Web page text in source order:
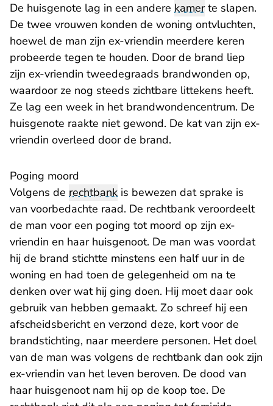
De huisgenote lag in een andere kamerte slapen.
De twee vrouwen konden de woning ontvluchten,
hoewel de man zijn ex-vriendin meerdere keren
probeerde tegen te houden. Door de brand liep
zijn ex-vriendin tweedegraads brandwonden op,
waardoor ze nog steeds zichtbare littekens heeft.
Ze lag een week in het brandwondencentrum. De
huisgenote raakte niet gewond. De kat van zijn ex-
vriendin overleed door de brand.
Poging moord
Volgens de rechtbank is bewezen dat sprake is
van voorbedachte raad. De rechtbank veroordeelt
de man voor een poging tot moord op zijn ex-
vriendin en haar huisgenoot. De man was voordat
hij de brand stichtte minstens een half uur in de
woning en had toen de gelegenheid om na te
denken over wat hij ging doen. Hij moet daar ook
gebruik van hebben gemaakt. Zo schreef hij een
afscheidsbericht en verzond deze, kort voor de
brandstichting, naar meerdere personen. Het doel
van de man was volgens de rechtbank dan ook zijn
ex-vriendin van het leven beroven. De dood van
haar huisgenoot nam hij op de koop toe. De